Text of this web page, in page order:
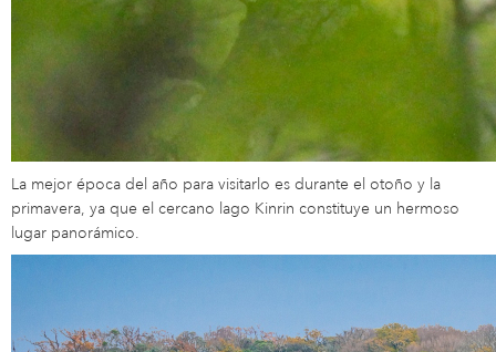
La mejor época del año para visitarlo es durante el otoño y la
primavera, ya que el cercano lago Kinrin constituye un hermoso
lugar panorámico.